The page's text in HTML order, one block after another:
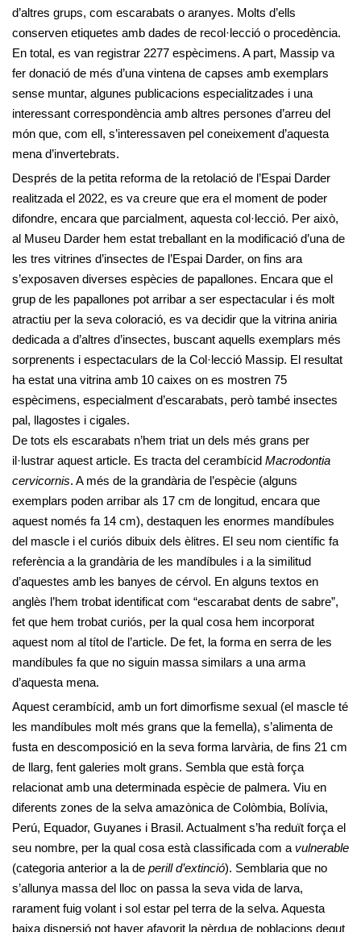
d’altres grups, com escarabats o aranyes. Molts d’ells
conserven etiquetes amb dades de recol·lecció o procedència.
En total, es van registrar 2277 espècimens. A part, Massip va
fer donació de més d’una vintena de capses amb exemplars
sense muntar, algunes publicacions especialitzades i una
interessant correspondència amb altres persones d’arreu del
món que, com ell, s’interessaven pel coneixement d’aquesta
mena d’invertebrats.
Després de la petita reforma de la retolació de l’Espai Darder
realitzada el 2022, es va creure que era el moment de poder
difondre, encara que parcialment, aquesta col·lecció. Per això,
al Museu Darder hem estat treballant en la modificació d’una de
les tres vitrines d’insectes de l’Espai Darder, on fins ara
s’exposaven diverses espècies de papallones. Encara que el
grup de les papallones pot arribar a ser espectacular i és molt
atractiu per la seva coloració, es va decidir que la vitrina aniria
dedicada a d’altres d’insectes, buscant aquells exemplars més
sorprenents i espectaculars de la Col·lecció Massip. El resultat
ha estat una vitrina amb 10 caixes on es mostren 75
espècimens, especialment d’escarabats, però també insectes
pal, llagostes i cigales.
De tots els escarabats n’hem triat un dels més grans per
il·lustrar aquest article. Es tracta del cerambícid Macrodontia
cervicornis. A més de la grandària de l’espècie (alguns
exemplars poden arribar als 17 cm de longitud, encara que
aquest només fa 14 cm), destaquen les enormes mandíbules
del mascle i el curiós dibuix dels èlitres. El seu nom científic fa
referència a la grandària de les mandíbules i a la similitud
d’aquestes amb les banyes de cérvol. En alguns textos en
anglès l’hem trobat identificat com “escarabat dents de sabre”,
fet que hem trobat curiós, per la qual cosa hem incorporat
aquest nom al títol de l’article. De fet, la forma en serra de les
mandíbules fa que no siguin massa similars a una arma
d’aquesta mena.
Aquest cerambícid, amb un fort dimorfisme sexual (el mascle té
les mandíbules molt més grans que la femella), s’alimenta de
fusta en descomposició en la seva forma larvària, de fins 21 cm
de llarg, fent galeries molt grans. Sembla que està força
relacionat amb una determinada espècie de palmera. Viu en
diferents zones de la selva amazònica de Colòmbia, Bolívia,
Perú, Equador, Guyanes i Brasil. Actualment s’ha reduït força el
seu nombre, per la qual cosa està classificada com a vulnerable
(categoria anterior a la de perill d’extinció). Semblaria que no
s’allunya massa del lloc on passa la seva vida de larva,
rarament fuig volant i sol estar pel terra de la selva. Aquesta
baixa dispersió pot haver afavorit la pèrdua de poblacions degut